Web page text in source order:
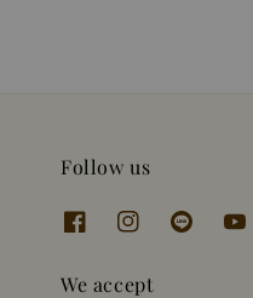
Follow us
We accept